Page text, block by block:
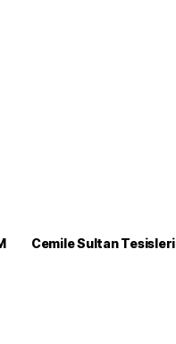
Cemile Sultan Tesisleri